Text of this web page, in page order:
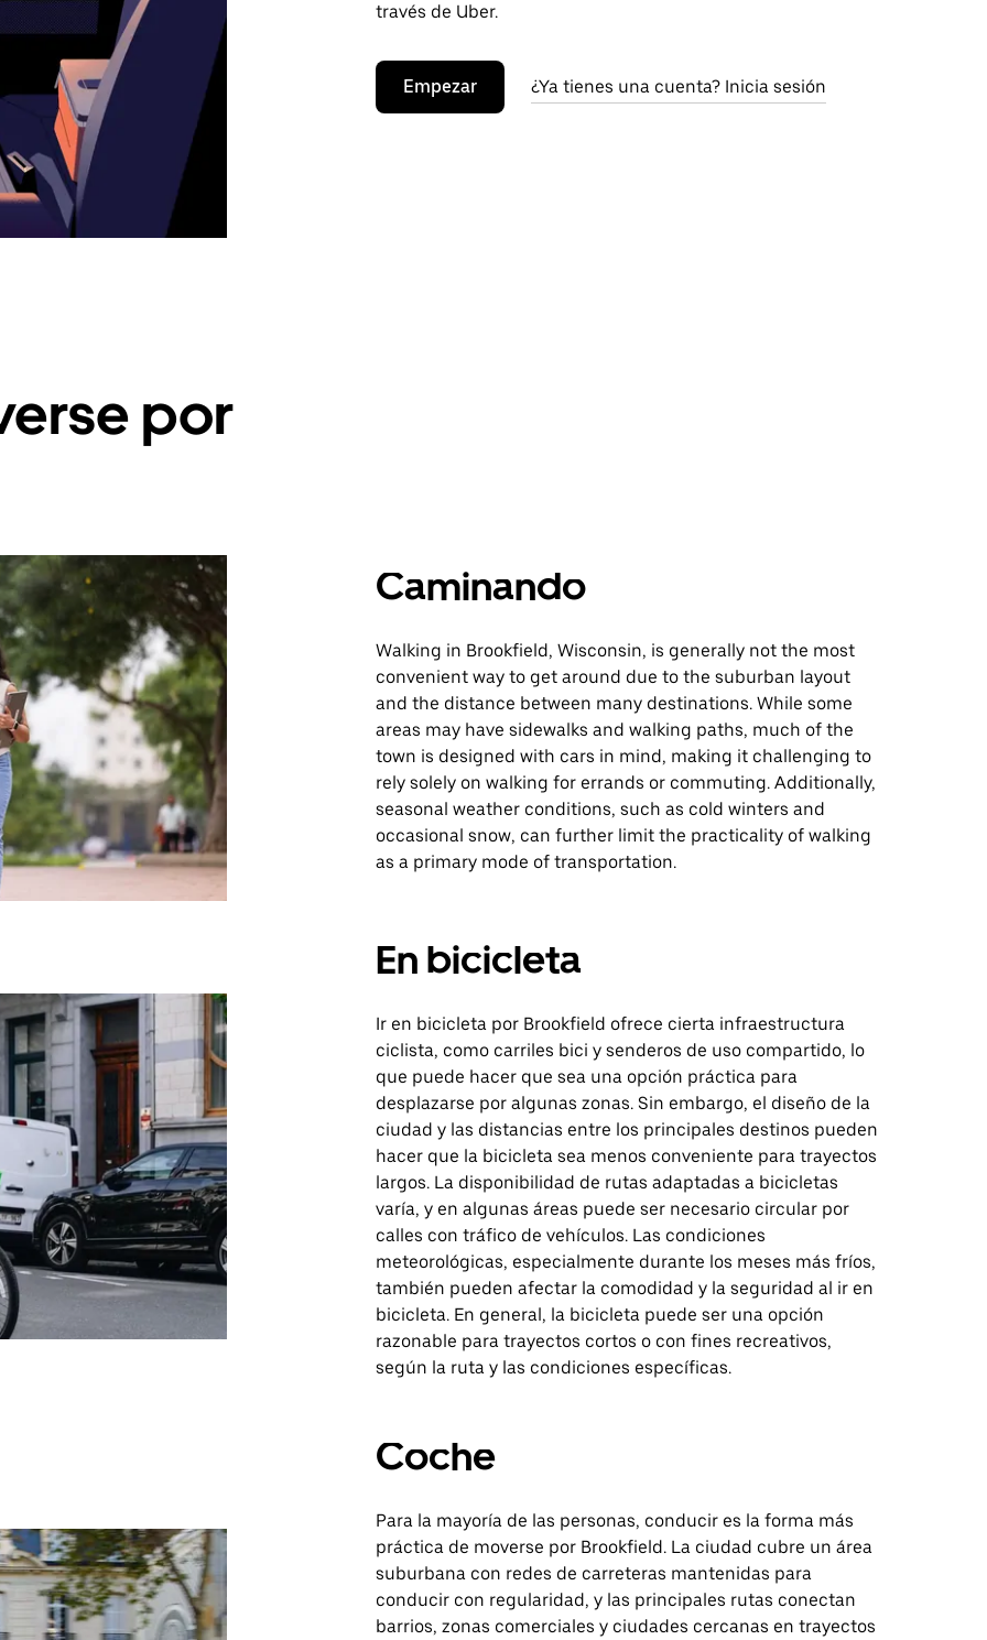
través de Uber.
Empezar ¿Ya tienes una cuenta? Inicia sesión
por
Caminando
Walking in Brookfield, Wisconsin, is generally not the most
convenient way to get around due to the suburban layout
and the distance between many destinations. While some
areas may have sidewalks and walking paths, much of the
town is designed with cars in mind, making it challenging to
rely solely on walking for errands or commuting. Additionally,
seasonal weather conditions, such as cold winters and
occasional snow, can further limit the practicality of walking
as a primary mode of transportation.
En bicicleta
Ir en bicicleta por Brookfield ofrece cierta infraestructura
ciclista, como carriles bici y senderos de uso compartido, lo
que puede hacer que sea una opción práctica para
desplazarse por algunas zonas. Sin embargo, el diseño de la
ciudad y las distancias entre los principales destinos pueden
hacer que la bicicleta sea menos conveniente para trayectos
largos. La disponibilidad de rutas adaptadas a bicicletas
varía, y en algunas áreas puede ser necesario circular por
calles con tráfico de vehículos. Las condiciones
meteorológicas, especialmente durante los meses más fríos,
también pueden afectar la comodidad y la seguridad al ir en
bicicleta. En general, la bicicleta puede ser una opción
razonable para trayectos cortos o con fines recreativos,
según la ruta y las condiciones específicas.
Coche
Para la mayoría de las personas, conducir es la forma más
práctica de moverse por Brookfield. La ciudad cubre un área
suburbana con redes de carreteras mantenidas para
conducir con regularidad, y las principales rutas conectan
barrios, zonas comerciales y ciudades cercanas en trayectos